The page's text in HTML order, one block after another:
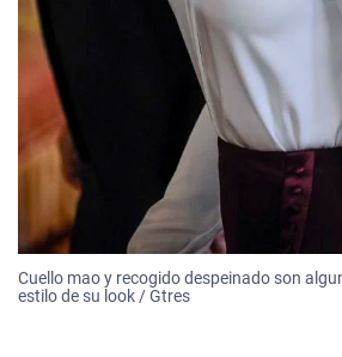
Cuello mao y recogido despeinado son
estilo de su look / Gtres